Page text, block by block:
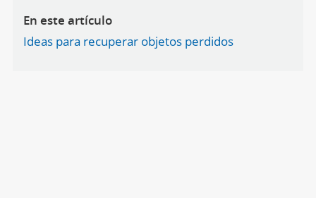
En este artículo
Ideas para recuperar objetos perdidos